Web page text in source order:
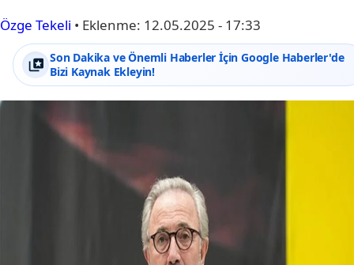
Özge Tekeli • Eklenme: 12.05.2025 - 17:33
Son Dakika ve Önemli Haberler İçin Google Haberler'de
Bizi Kaynak Ekleyin!